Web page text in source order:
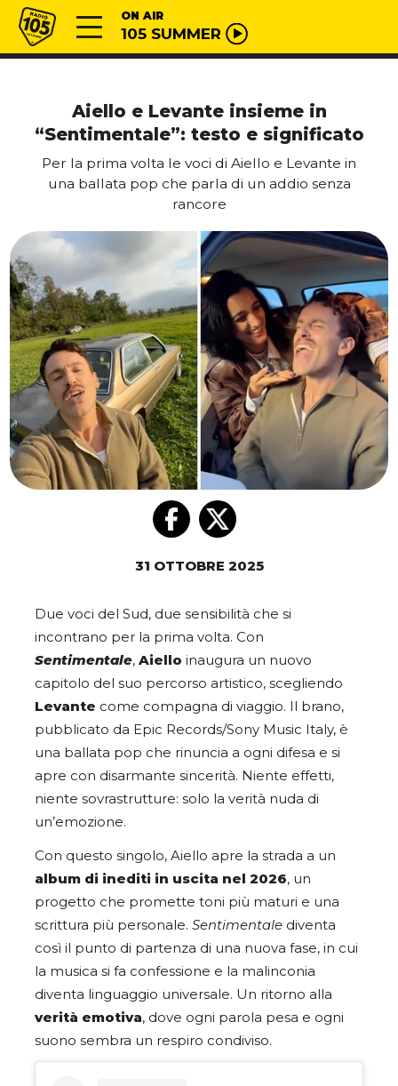
Vai al contenuto
Radio 105 ON AIR
105 SUMMER
Aiello e Levante insieme in
“Sentimentale”: testo e significato
Per la prima volta le voci di Aiello e Levante in
una ballata pop che parla di un addio senza
rancore
31 OTTOBRE 2025
Due voci del Sud, due sensibilità che si
incontrano per la prima volta. Con
Sentimentale, Aiello inaugura un nuovo
capitolo del suo percorso artistico, scegliendo
Levante come compagna di viaggio. Il brano,
pubblicato da Epic Records/Sony Music Italy, è
una ballata pop che rinuncia a ogni difesa e si
apre con disarmante sincerità. Niente effetti,
niente sovrastrutture: solo la verità nuda di
un’emozione.
Con questo singolo, Aiello apre la strada a un
album di inediti in uscita nel 2026, un
progetto che promette toni più maturi e una
scrittura più personale. Sentimentale diventa
così il punto di partenza di una nuova fase, in cui
la musica si fa confessione e la malinconia
diventa linguaggio universale. Un ritorno alla
verità emotiva, dove ogni parola pesa e ogni
suono sembra un respiro condiviso.